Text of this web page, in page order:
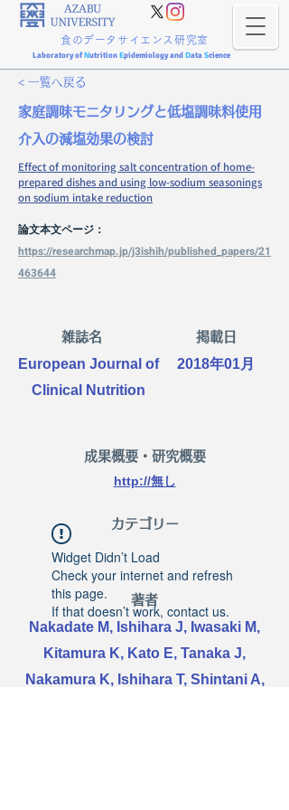
食のデータサイエンス研究室
Laboratory ofNutritionEpidemiology andDataScience
< 一覧へ戻る
家庭調味モニタリングと低塩調味料使用
介入の減塩効果の検討
Effect of monitoring salt concentration of home-
prepared dishes and using low-sodium seasonings
on sodium intake reduction
論文本文ページ：
https://researchmap.jp/j3ishih/published_papers/21
463644
雑誌名
European Journal of
Clinical Nutrition
掲載日
2018年01月
​成果概要・研究概要
http://無し
​カテゴリー
Widget Didn’t Load
Check your internet and refresh
this page.
If that doesn’t work, contact us.
著者
Nakadate M, Ishihara J, Iwasaki M,
Kitamura K, Kato E, Tanaka J,
Nakamura K, Ishihara T, Shintani A,